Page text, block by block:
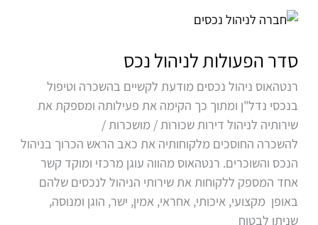
סדר הפעולות לניהול נכס
רנטהאוס ניהול נכסים מודעת לקשיים בהשכרה וטיפול
בנכסי נדל"ן ומתוך כך הקימה את פעילותה ומספקת את
שירותיה לניהול דירות שכורות / מושכרות /
להשכרה החוסכים מלקוחותיה את כאב הראש הכרוך בניהול
הנכס והשוכרים. רנטהאוס מהווה עוגן מרכזי ומוקד קשר
אחד המספק ללקוחות את שירותי הניהול לנכסים שלהם
באופן מקצועי, איכותי, אחראי, אמין, ישר, הוגן ומנוסה,
שניתן לבטוח
סדר
לניהול